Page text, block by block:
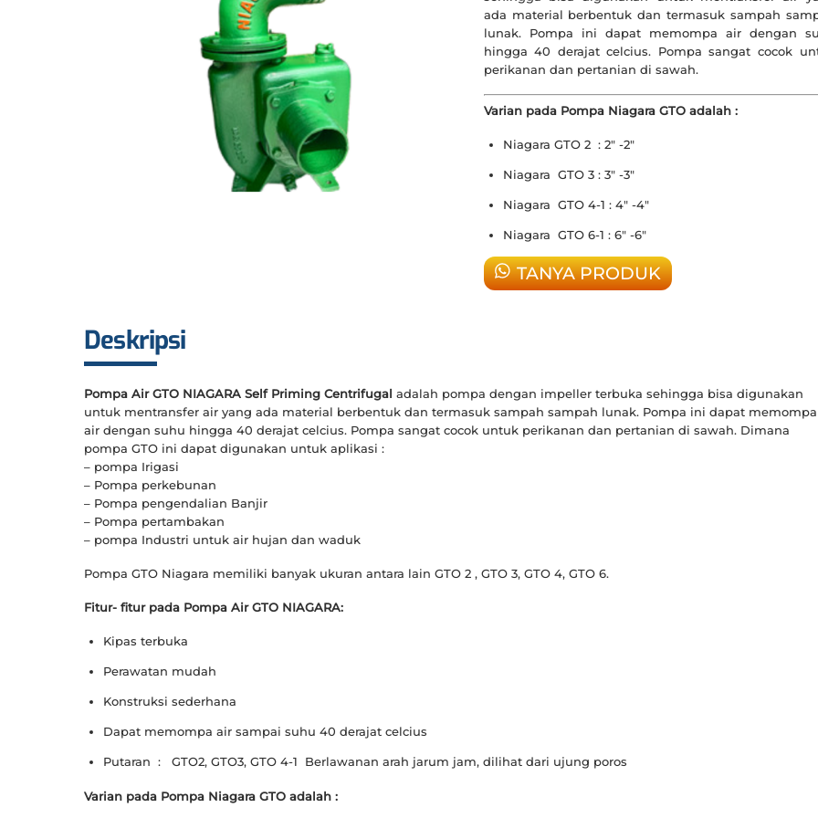
ada material berbentuk dan termasuk sampah
lunak. Pompa ini dapat memompa air dengan
hingga 40 derajat celcius. Pompa sangat cocok
perikanan dan pertanian di sawah.
Varian pada Pompa Niagara GTO adalah :
Niagara GTO 2 : 2″ -2″
Niagara GTO 3 : 3″ -3″
Niagara GTO 4-1 : 4″ -4″
Niagara GTO 6-1 : 6″ -6″
TANYA PRODUK
Deskripsi
Pompa Air GTO NIAGARA Self Priming Centrifugal adalah pompa dengan impeller terbuka sehingga bisa digunakan
untuk mentransfer air yang ada material berbentuk dan termasuk sampah sampah lunak. Pompa ini dapat memompa
air dengan suhu hingga 40 derajat celcius. Pompa sangat cocok untuk perikanan dan pertanian di sawah. Dimana
pompa GTO ini dapat digunakan untuk aplikasi :
– pompa Irigasi
– Pompa perkebunan
– Pompa pengendalian Banjir
– Pompa pertambakan
– pompa Industri untuk air hujan dan waduk
Pompa GTO Niagara memiliki banyak ukuran antara lain GTO 2 , GTO 3, GTO 4, GTO 6.
Fitur- fitur pada Pompa Air GTO NIAGARA:
Kipas terbuka
Perawatan mudah
Konstruksi sederhana
Dapat memompa air sampai suhu 40 derajat celcius
Putaran : GTO2, GTO3, GTO 4-1 Berlawanan arah jarum jam, dilihat dari ujung poros
Varian pada Pompa Niagara GTO adalah :